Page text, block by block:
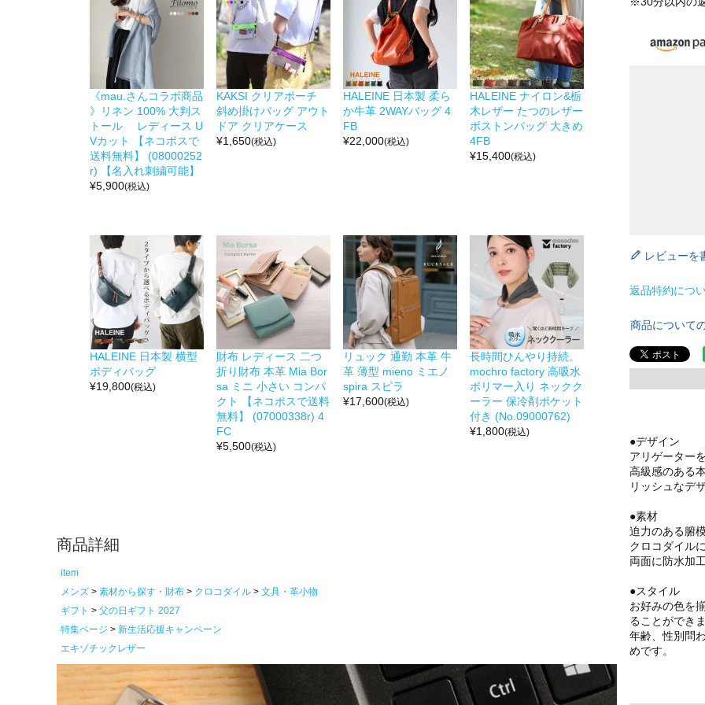
《mau.さんコラボ商品
》リネン 100% 大判ス
トール レディース U
Vカット 【ネコポスで
送料無料】 (08000252
r) 【名入れ刺繍可能】
¥5,900(税込)
KAKSI クリアポーチ
斜め掛けバッグ アウト
ドア クリアケース
¥1,650(税込)
HALEINE 日本製 柔ら
か牛革 2WAYバッグ 4
FB
¥22,000(税込)
HALEINE ナイロン&栃
木レザー たつのレザー
ボストンバッグ 大きめ
4FB
¥15,400(税込)
HALEINE 日本製 横型
ボディバッグ
¥19,800(税込)
財布 レディース 二つ
折り財布 本革 Mia Bor
sa ミニ 小さい コンパ
クト 【ネコポスで送料
無料】 (07000338r) 4
FC
¥5,500(税込)
リュック 通勤 本革 牛
革 薄型 mieno ミエノ
spira スピラ
¥17,600(税込)
長時間ひんやり持続。
mochro factory 高吸水
ポリマー入り ネックク
ーラー 保冷剤ポケット
付き (No.09000762)
¥1,800(税込)
商品詳細
item
メンズ
素材から探す・財布 クロコダイル
文具・革小物
ギフト
父の日ギフト 2027
特集ページ
新生活応援キャンペーン
エキゾチックレザー
レビューを
返品特約につ
商品について
●デザイン
アリゲーター
高級感のある
リッシュなデ
●素材
迫力のある腑
クロコダイル
両面に防水加
●スタイル
お好みの色を
ることができ
年齢、性別問
めです。